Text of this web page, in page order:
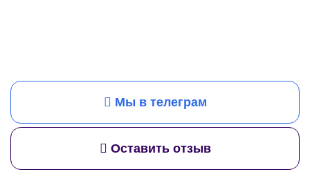
Мы в телеграм
Оставить отзыв